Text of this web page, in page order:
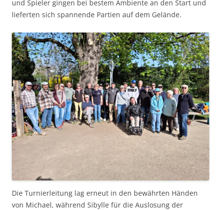
und Spieler gingen bei bestem Ambiente an den Start und
lieferten sich spannende Partien auf dem Gelände.
Die Turnierleitung lag erneut in den bewährten Händen
von Michael, während Sibylle für die Auslosung der